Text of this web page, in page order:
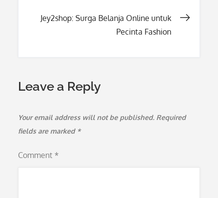
Jey2shop: Surga Belanja Online untuk
Pecinta Fashion
Leave a Reply
Your email address will not be published. Required
fields are marked *
Comment *